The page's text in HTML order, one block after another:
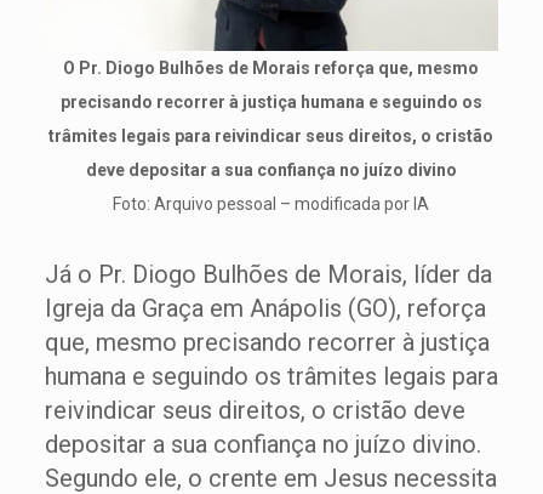
O Pr. Diogo Bulhões de Morais reforça que, mesmo
precisando recorrer à justiça humana e seguindo os
trâmites legais para reivindicar seus direitos, o cristão
deve depositar a sua confiança no juízo divino
Foto: Arquivo pessoal – modificada por IA
Já o Pr. Diogo Bulhões de Morais, líder da
Igreja da Graça em Anápolis (GO), reforça
que, mesmo precisando recorrer à justiça
humana e seguindo os trâmites legais para
reivindicar seus direitos, o cristão deve
depositar a sua confiança no juízo divino.
Segundo ele, o crente em Jesus necessita